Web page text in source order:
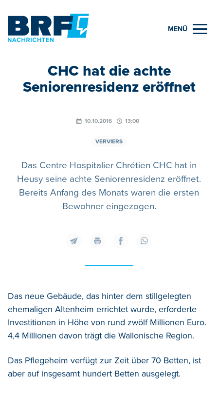
MENÜ
CHC hat die achte
Seniorenresidenz eröffnet
10.10.2016 13:00
VERVIERS
Das Centre Hospitalier Chrétien CHC hat in
Heusy seine achte Seniorenresidenz eröffnet.
Bereits Anfang des Monats waren die ersten
Bewohner eingezogen.
Das neue Gebäude, das hinter dem stillgelegten
ehemaligen Altenheim errichtet wurde, erforderte
Investitionen in Höhe von rund zwölf Millionen Euro.
4,4 Millionen davon trägt die Wallonische Region.
Das Pflegeheim verfügt zur Zeit über 70 Betten, ist
aber auf insgesamt hundert Betten ausgelegt.